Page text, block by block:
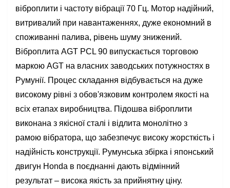
віброплити і частоту вібрації 70 Гц. Мотор надійний,
витривалий при навантаженнях, дуже економний в
споживанні палива, рівень шуму знижений.
Віброплита AGT PCL 90 випускається торговою
маркою AGT на власних заводських потужностях в
Румунії. Процес складання відбувається на дуже
високому рівні з обов'язковим контролем якості на
всіх етапах виробництва. Підошва віброплити
виконана з якісної сталі і відлита монолітно з
рамою вібратора, що забезпечує високу жорсткість і
надійність конструкції. Румунська збірка і японський
двигун Honda в поєднанні дають відмінний
результат – висока якість за прийнятну ціну.